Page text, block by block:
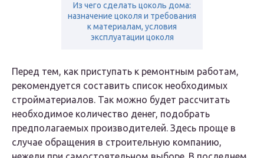
Из чего сделать цоколь дома:
назначение цоколя и требования
к материалам, условия
эксплуатации цоколя
Перед тем, как приступать к ремонтным работам,
рекомендуется составить список необходимых
стройматериалов. Так можно будет рассчитать
необходимое количество денег, подобрать
предполагаемых производителей. Здесь проще в
случае обращения в строительную компанию,